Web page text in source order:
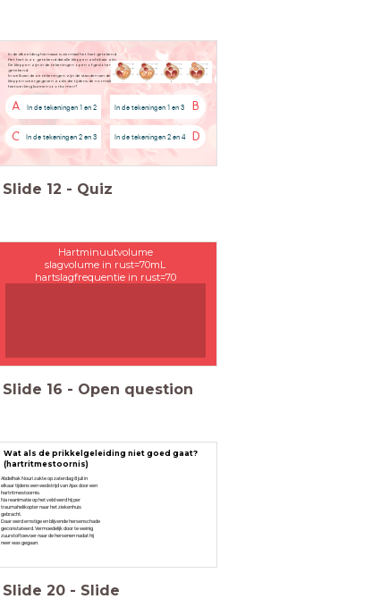
In de afbeelding hiernaast is viermaal het hart getekend.
Het hart is zo getekend dat alle kleppen zichtbaar zijn.
De kleppen zijn in de tekeningen open of gesloten
getekend.
In welk van deze tekeningen zijn de standen van de
kleppen weergegeven zoals die tijdens de normale
hartwerking kunnen voorkomen?
A In de tekeningen 1 en 2 B
In de tekeningen 1 en 3
C In de tekeningen 2 en 3 D
In de tekeningen 2 en 4
Slide 12 - Quiz
Hartminuutvolume
slagvolume in rust=70mL
hartslagfrequentie in rust=70
Slide 16 - Open question
Abdelhak Nouri zakte op zaterdag 8 juli in
elkaar tijdens een wedstrijd van Ajax door een
hartritmestoornis.
Na reanimatie op het veld werd hij per
traumahelikopter naar het ziekenhuis
gebracht.
Daar werd ernstige en blijvende hersenschade
geconstateerd. Vermoedelijk door te weinig
zuurstoftoevoer naar de hersenen nadat hij
neer was gegaan.
Wat als de prikkelgeleiding niet goed gaat?
(hartritmestoornis)
Slide 20 - Slide